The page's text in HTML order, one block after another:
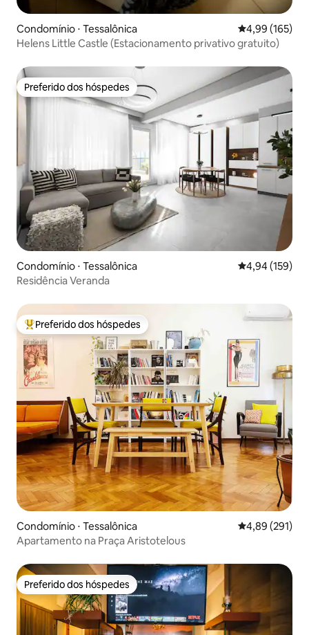
Condomínio ⋅ Tessalônica 4,99 de uma
4,99 (165)
Helens Little Castle (Estacionamento privativo gratuito)
Preferido dos hóspedes
Preferido dos hóspedes
Condomínio ⋅ Tessalônica 4,94 de uma
4,94 (159)
Residência Veranda
Entre os melhores preferidos dos hóspedes
Preferido dos hóspedes
Condomínio ⋅ Tessalônica 4,89 de uma
4,89 (291)
Apartamento na Praça Aristotelous
Preferido dos hóspedes
Preferido dos hóspedes